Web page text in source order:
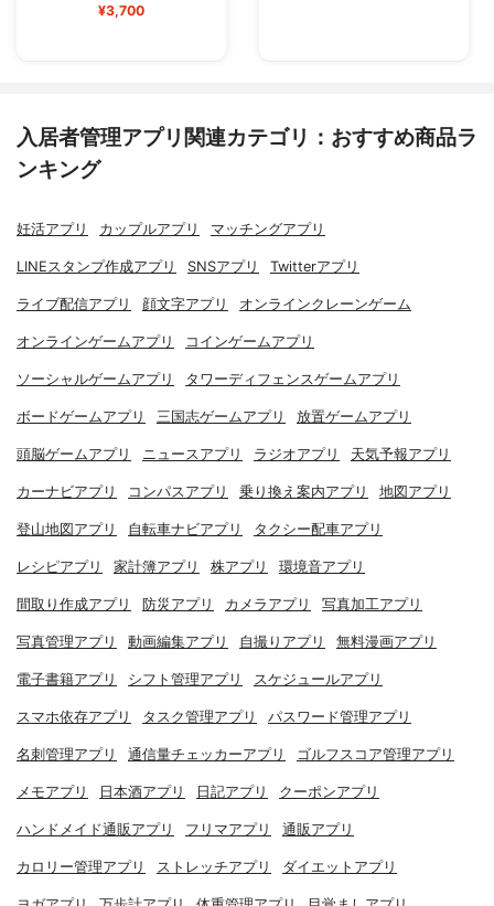
¥3,700
入居者管理アプリ関連カテゴリ：おすすめ商品ラ
ンキング
妊活アプリ カップルアプリ マッチングアプリ
LINEスタンプ作成アプリ SNSアプリ Twitterアプリ
ライブ配信アプリ 顔文字アプリ オンラインクレーンゲーム
オンラインゲームアプリ コインゲームアプリ
ソーシャルゲームアプリ タワーディフェンスゲームアプリ
ボードゲームアプリ 三国志ゲームアプリ 放置ゲームアプリ
頭脳ゲームアプリ ニュースアプリ ラジオアプリ 天気予報アプリ
カーナビアプリ コンパスアプリ 乗り換え案内アプリ 地図アプリ
登山地図アプリ 自転車ナビアプリ タクシー配車アプリ
レシピアプリ 家計簿アプリ 株アプリ 環境音アプリ
間取り作成アプリ 防災アプリ カメラアプリ 写真加工アプリ
写真管理アプリ 動画編集アプリ 自撮りアプリ 無料漫画アプリ
電子書籍アプリ シフト管理アプリ スケジュールアプリ
スマホ依存アプリ タスク管理アプリ パスワード管理アプリ
名刺管理アプリ 通信量チェッカーアプリ ゴルフスコア管理アプリ
メモアプリ 日本酒アプリ 日記アプリ クーポンアプリ
ハンドメイド通販アプリ フリマアプリ 通販アプリ
カロリー管理アプリ ストレッチアプリ ダイエットアプリ